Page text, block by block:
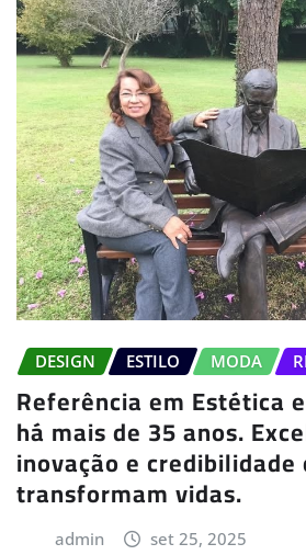
DESIGN ESTILO MODA
Referência em Estética
há mais de 35 anos.
inovação e credibilidade
transformam vidas.
admin set 25, 2025